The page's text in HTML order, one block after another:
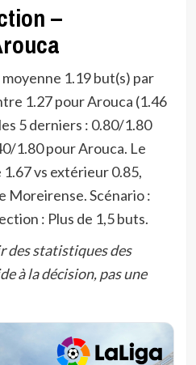
–
1.19 but(s) par
1.27 pour Arouca (1.46
5 derniers : 0.80/1.80
1.80 pour Arouca. Le
vs extérieur 0.85,
Moreirense. Scénario :
: Plus de 1,5 buts.
des statistiques des
à la décision, pas une